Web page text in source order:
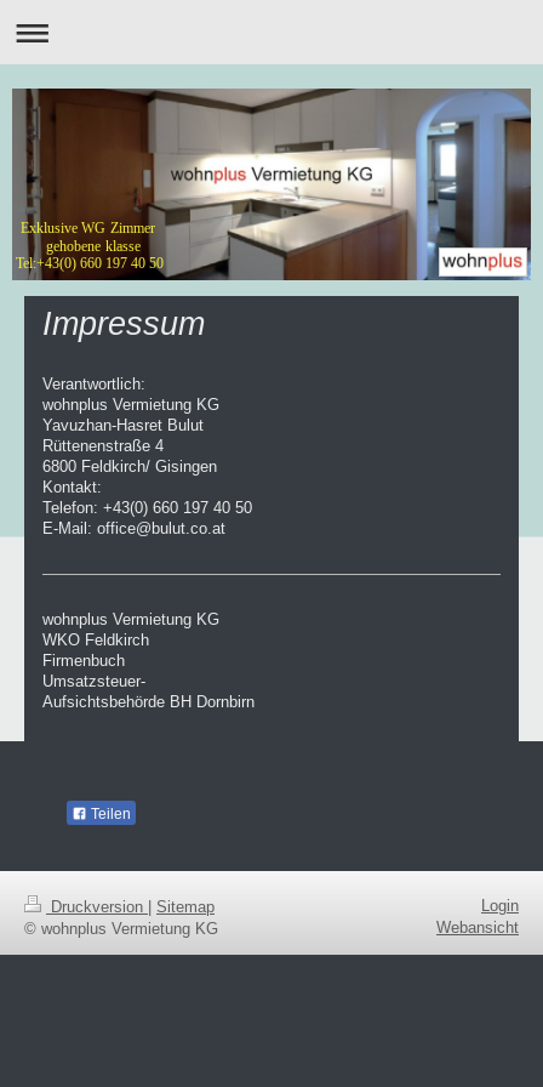
Exklusive WG Zimmer
gehobene klasse
Tel:+43(0) 660 197 40 50
Impressum
Verantwortlich:
wohnplus Vermietung KG
Yavuzhan-Hasret Bulut
Rüttenenstraße 4
6800 Feldkirch/ Gisingen
Kontakt:
Telefon: +43(0) 660 197 40 50
E-Mail: office@bulut.co.at
wohnplus Vermietung KG
WKO Feldkirch
Firmenbuch
Umsatzsteuer-
Aufsichtsbehörde BH Dornbirn
Teilen
Druckversion
Sitemap
© wohnplus Vermietung KG
Login
Webansicht